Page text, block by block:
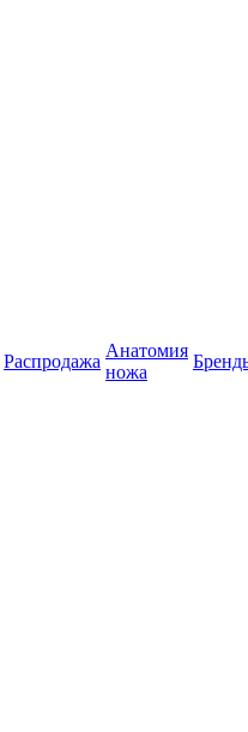
Распродажа
Анатомия
ножа